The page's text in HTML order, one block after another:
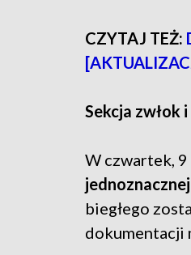
CZYTAJ TEŻ:
Sekcja zwłok
W czwartek,
biegłego
dokumentacji